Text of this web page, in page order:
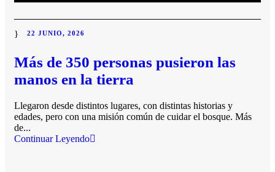
22 JUNIO, 2026
Más de 350 personas pusieron las
manos en la tierra
Llegaron desde distintos lugares, con distintas historias y
edades, pero con una misión común de cuidar el bosque. Más
de...
Continuar Leyendo